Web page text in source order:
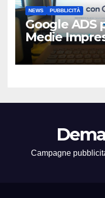
NEWS PUBBLICITÀ
Google ADS
Medie
Campagne